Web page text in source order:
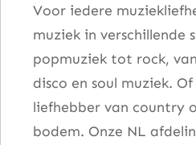
Voor iedere
muziek in verschillende
popmuziek tot rock,
disco en soul muziek.
liefhebber van country
bodem. Onze NL